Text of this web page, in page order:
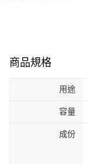
商品規格
用途
容量
成份